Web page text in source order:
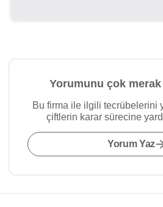
Yorumunu çok
Bu firma ile ilgili tecrübelerini
çiftlerin karar sürecine
Yorum Yaz